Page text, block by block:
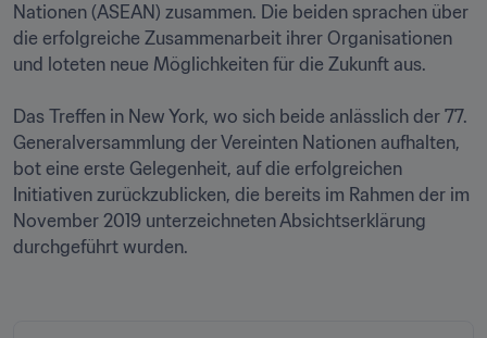
Nationen (ASEAN) zusammen. Die beiden sprachen über
die erfolgreiche Zusammenarbeit ihrer Organisationen
und loteten neue Möglichkeiten für die Zukunft aus.
Das Treffen in New York, wo sich beide anlässlich der 77.
Generalversammlung der Vereinten Nationen aufhalten,
bot eine erste Gelegenheit, auf die erfolgreichen
Initiativen zurückzublicken, die bereits im Rahmen der im
November 2019 unterzeichneten Absichtserklärung
durchgeführt wurden.